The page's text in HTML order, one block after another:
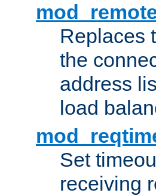
Replaces
the
address
load
Set
receiving